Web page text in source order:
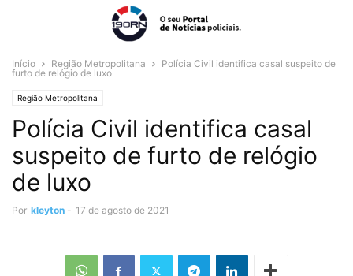
Início Região Metropolitana
Polícia Civil identifica casal suspeito de
furto de relógio de luxo
Região Metropolitana
Polícia Civil identifica casal
suspeito de furto de relógio
de luxo
Por kleyton - 17 de agosto de 2021